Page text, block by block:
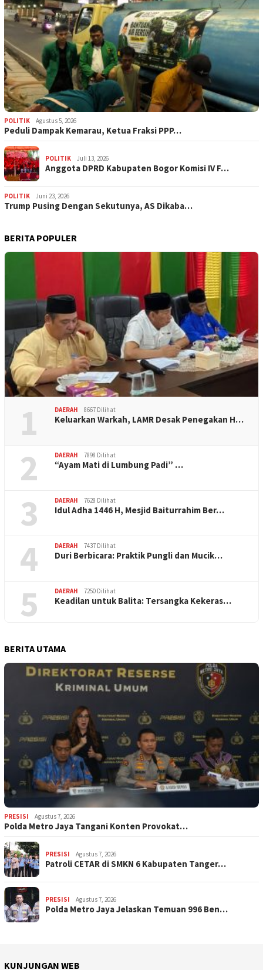
POLITIK Agustus 5, 2026
‎Peduli Dampak Kemarau, Ketua Fraksi PPP…
POLITIK Juli 13, 2026
Anggota DPRD Kabupaten Bogor Komisi IV F…
POLITIK Juni 23, 2026
Trump Pusing Dengan Sekutunya, AS Dikaba…
BERITA POPULER
1 DAERAH 8667 Dilihat
Keluarkan Warkah, LAMR Desak Penegakan H…
2 DAERAH 7898 Dilihat
“Ayam Mati di Lumbung Padi” …
3 DAERAH 7628 Dilihat
Idul Adha 1446 H, Mesjid Baiturrahim Ber…
4 DAERAH 7437 Dilihat
Duri Berbicara: Praktik Pungli dan Mucik…
5 DAERAH 7250 Dilihat
Keadilan untuk Balita: Tersangka Kekeras…
BERITA UTAMA
PRESISI Agustus 7, 2026
Polda Metro Jaya Tangani Konten Provokat…
PRESISI Agustus 7, 2026
Patroli CETAR di SMKN 6 Kabupaten Tanger…
PRESISI Agustus 7, 2026
Polda Metro Jaya Jelaskan Temuan 996 Ben…
KUNJUNGAN WEB